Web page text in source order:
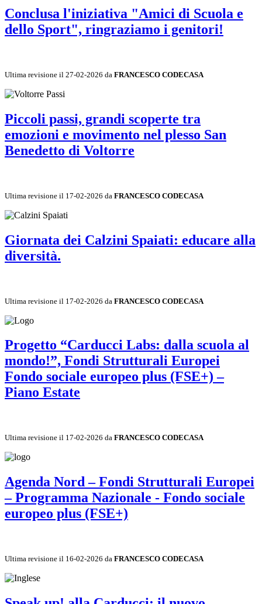
Conclusa l'iniziativa "Amici di Scuola e
dello Sport", ringraziamo i genitori!
Ultima revisione il 27-02-2026 da FRANCESCO CODECASA
Piccoli passi, grandi scoperte tra
emozioni e movimento nel plesso San
Benedetto di Voltorre
Ultima revisione il 17-02-2026 da FRANCESCO CODECASA
Giornata dei Calzini Spaiati: educare alla
diversità.
Ultima revisione il 17-02-2026 da FRANCESCO CODECASA
Progetto “Carducci Labs: dalla scuola al
mondo!”, Fondi Strutturali Europei
Fondo sociale europeo plus (FSE+) –
Piano Estate
Ultima revisione il 17-02-2026 da FRANCESCO CODECASA
Agenda Nord – Fondi Strutturali Europei
– Programma Nazionale - Fondo sociale
europeo plus (FSE+)
Ultima revisione il 16-02-2026 da FRANCESCO CODECASA